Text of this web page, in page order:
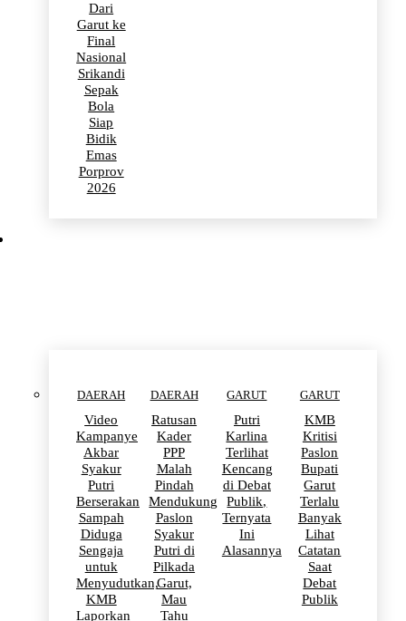
Dari
Garut ke
Final
Nasional
Srikandi
Sepak
Bola
Siap
Bidik
Emas
Porprov
2026
DAERAH
Video
Kampanye
Akbar
Syakur
Putri
Berserakan
Sampah
Diduga
Sengaja
untuk
Menyudutkan,
KMB
Laporkan
DAERAH
Ratusan
Kader
PPP
Malah
Pindah
Mendukung
Paslon
Syakur
Putri di
Pilkada
Garut,
Mau
Tahu
GARUT
Putri
Karlina
Terlihat
Kencang
di Debat
Publik,
Ternyata
Ini
Alasannya
GARUT
KMB
Kritisi
Paslon
Bupati
Garut
Terlalu
Banyak
Lihat
Catatan
Saat
Debat
Publik